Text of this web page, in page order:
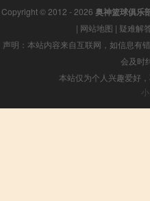
Copyright © 2012 - 2026 奥神篮球俱乐
| 网站地图 | 疑难解
声明：本站内容来自互联网，如信息有
会及时
本站仅为个人兴趣爱好